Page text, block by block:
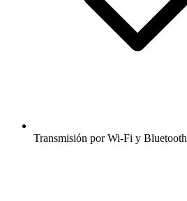
Transmisión por Wi-Fi y Bluetooth